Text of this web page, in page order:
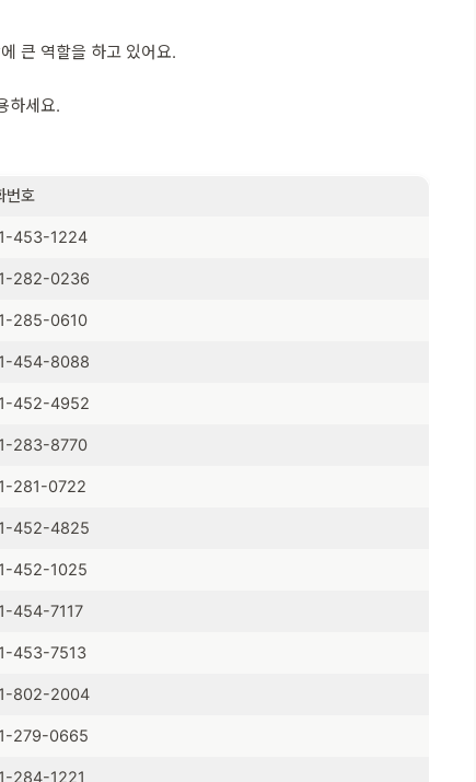
큰 역할을 하고 있어요.
하세요.
번호
453-1224
282-0236
285-0610
454-8088
452-4952
283-8770
281-0722
452-4825
452-1025
454-7117
453-7513
802-2004
279-0665
284-1221